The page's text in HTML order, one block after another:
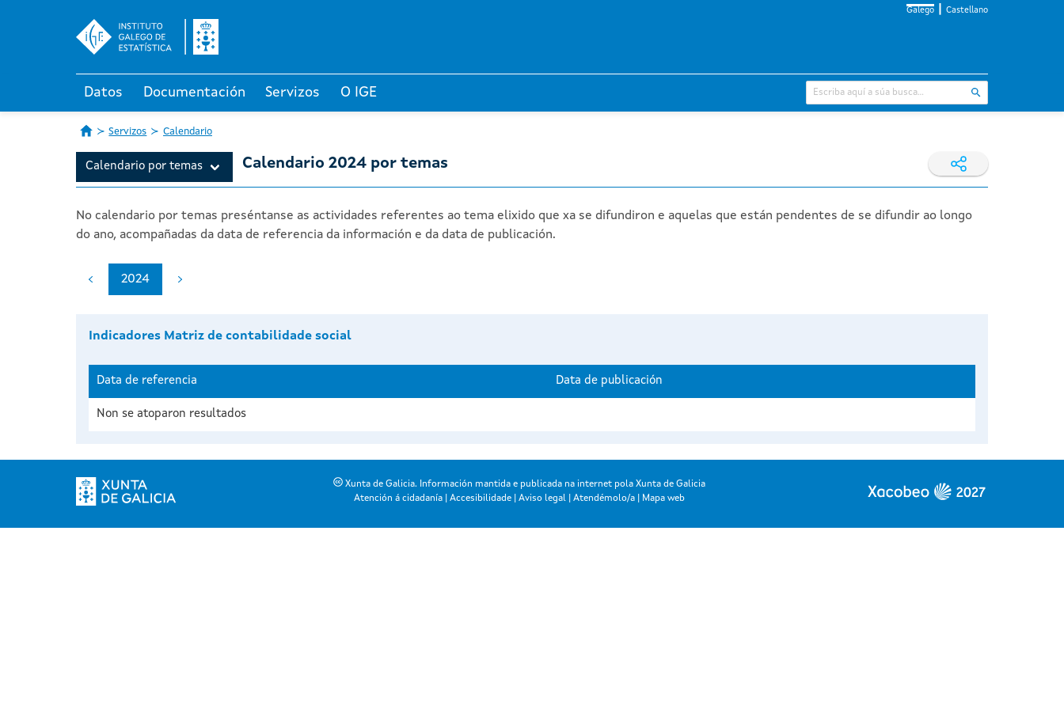
Galego Castellano
Datos Documentación Servizos O IGE
Servizos Calendario
Calendario por temas Calendario 2024 por temas
No calendario por temas preséntanse as actividades referentes ao tema elixido que xa se difundiron e aquelas que están pendentes de se difundir ao longo
do ano, acompañadas da data de referencia da información e da data de publicación.
2024
Indicadores Matriz de contabilidade social
Data de referencia Data de publicación
Non se atoparon resultados
Xunta de Galicia. Información mantida e publicada na internet pola Xunta de Galicia
Atención á cidadanía |Accesibilidade |Aviso legal |Atendémolo/a Mapa web